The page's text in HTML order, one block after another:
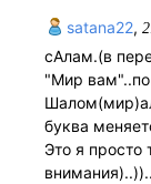
satana22,
сАлам.(в
"Мир вам"..по
буква
Это я просто
внимания)..))..